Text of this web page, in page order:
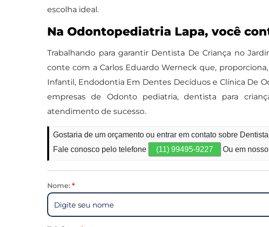
escolha ideal.
Na Odontopediatria Lapa, você
Trabalhando para garantir Dentista De Criança no
conte com a Carlos Eduardo Werneck que,
Infantil, Endodontia Em Dentes Decíduos e Clínica De
empresas de Odonto pediatria, dentista para
atendimento de sucesso.
Gostaria de um orçamento ou entrar em contato sobre
Fale conosco pelo telefone
(11) 99495-9227 Ou em
Nome:*